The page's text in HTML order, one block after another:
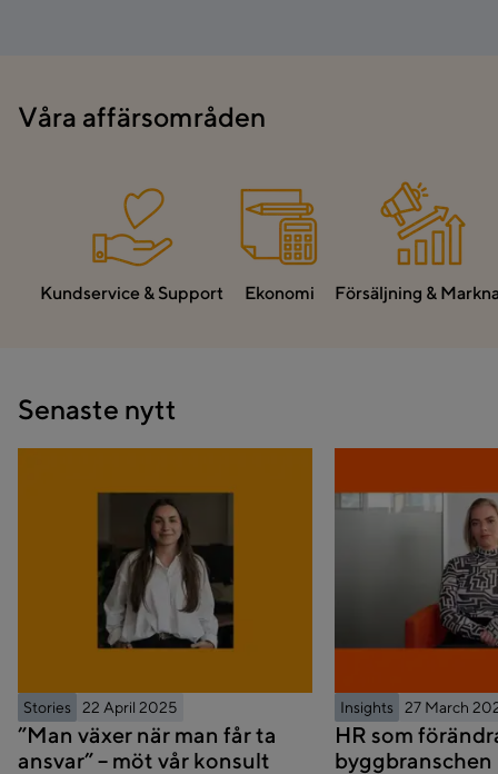
Våra affärsområden
Kundservice & Support Ekonomi Försäljning &
Senaste nytt
Stories 22 April 2025
”Man växer när man får ta
ansvar” – möt vår konsult
Insights 27 March
HR som
byggbranschen